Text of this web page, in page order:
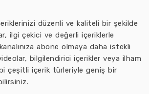
düzenli ve kaliteli bir şekilde
ilgi çekici ve değerli içeriklerle
abone olmaya daha istekli
bilgilendirici içerikler veya ilham
çeşitli içerik türleriyle geniş bir